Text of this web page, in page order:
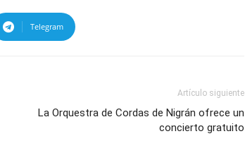
Telegram
Artículo siguiente
La Orquestra de Cordas de Nigrán ofrece un
concierto gratuito